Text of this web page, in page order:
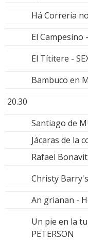
Há Correria
El Campesino
El Títitere -
Bambuco en
20.30
Santiago de
Jácaras de la
Rafael
Christy Barry's
An grianan -
Un pie en la
PETERSON